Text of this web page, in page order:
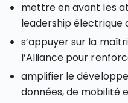
mettre en avant les
leadership électrique
s’appuyer sur la
l’Alliance pour
amplifier le
données, de mobilité